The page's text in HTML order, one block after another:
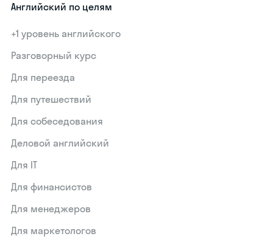
Английский по целям
+1 уровень английского
Разговорный курс
Для переезда
Для путешествий
Для собеседования
Деловой английский
Для IT
Для финансистов
Для менеджеров
Для маркетологов